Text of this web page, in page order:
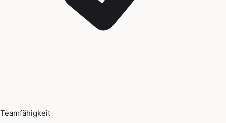
Teamfähigkeit